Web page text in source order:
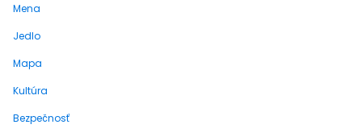
Mena
Jedlo
Mapa
Kultúra
Bezpečnosť